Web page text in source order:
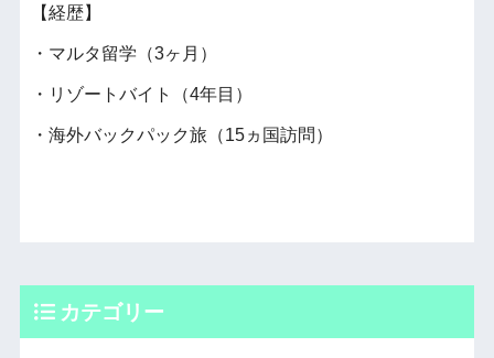
【経歴】
・マルタ留学（3ヶ月）
・リゾートバイト（4年目）
・海外バックパック旅（15ヵ国訪問）
カテゴリー